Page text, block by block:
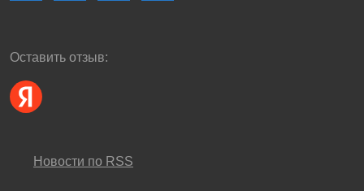
Оставить отзыв:
Новости по RSS